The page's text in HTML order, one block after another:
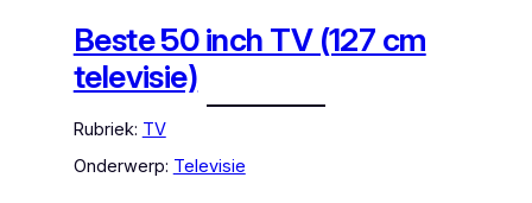
Beste 50 inch TV (127 cm
televisie)
Rubriek: TV
Onderwerp: Televisie